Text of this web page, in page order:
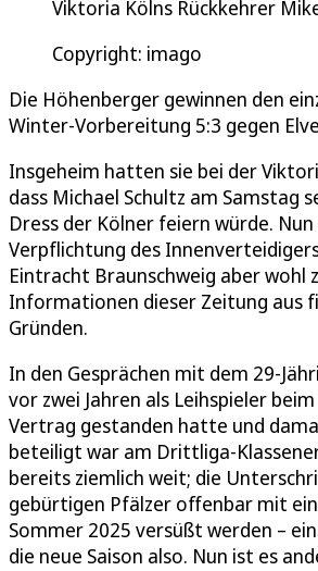
Viktoria Kölns Rückkehrer
Copyright: imago
Die Höhenberger gewinnen den
Winter-Vorbereitung 5:3 gegen
Insgeheim hatten sie bei der
dass Michael Schultz am Samstag
Dress der Kölner feiern würde.
Verpflichtung des
Eintracht Braunschweig aber wohl
Informationen dieser Zeitung aus
Gründen.
In den Gesprächen mit dem 29-
vor zwei Jahren als Leihspieler
Vertrag gestanden hatte und
beteiligt war am Drittliga-
bereits ziemlich weit; die
gebürtigen Pfälzer offenbar mit
Sommer 2025 versüßt werden –
die neue Saison also. Nun ist es